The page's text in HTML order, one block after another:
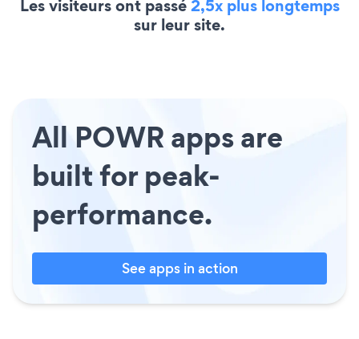
Les visiteurs ont passé2,5x plus longtemps
sur leur site.
All POWR apps are
built for peak-
performance.
See apps in action